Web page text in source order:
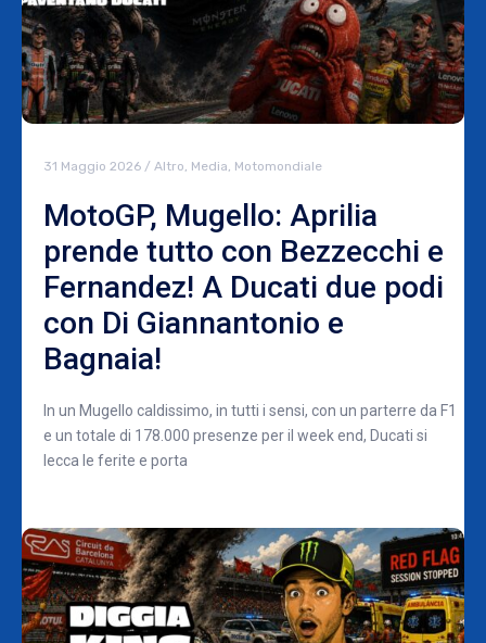
31 Maggio 2026 / Altro Media Motomondiale
MotoGP, Mugello: Aprilia
prende tutto con Bezzecchi e
Fernandez! A Ducati due podi
con Di Giannantonio e
Bagnaia!
In un Mugello caldissimo, in tutti i sensi, con un parterre da F1
e un totale di 178.000 presenze per il week end, Ducati si
lecca le ferite e porta